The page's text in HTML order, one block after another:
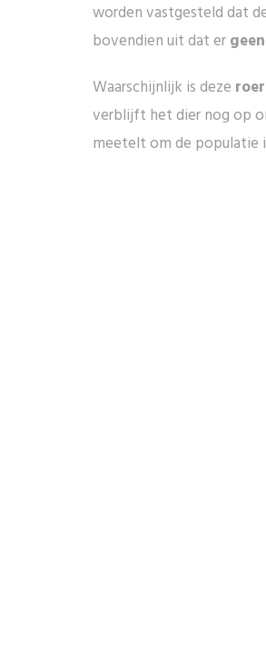
worden vastgesteld dat
bovendien uit dat er
Waarschijnlijk is deze
verblijft het dier nog op
meetelt om de populatie